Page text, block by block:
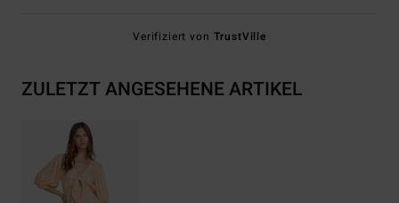
Verifiziert von TrustVille
ZULETZT ANGESEHENE ARTIKEL